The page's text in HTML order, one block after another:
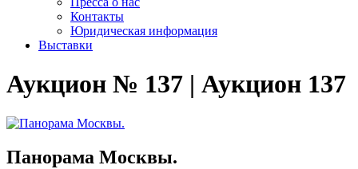
Контакты
Юридическая информация
Выставки
Аукцион № 137 | Аукцион 137
Панорама Москвы.